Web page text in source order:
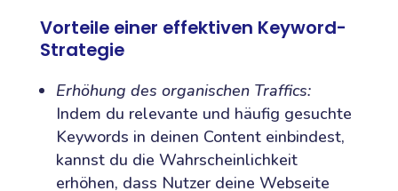
Vorteile einer effektiven Keyword-
Strategie
Erhöhung des organischen Traffics:
Indem du relevante und häufig gesuchte
Keywords in deinen Content einbindest,
kannst du die Wahrscheinlichkeit
erhöhen, dass Nutzer deine Webseite